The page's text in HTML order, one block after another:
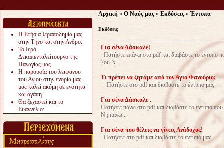
Η Ετήσια Ιεραποδημία μας
στην Τήνο και στην Άνδρο.
Το Ιερό
Δεκαπενταλείτουργο της
Παναγίας μας.
Η παρουσία του λειψάνου
του Αγίου στην ενορία μας
μάς καλεί ακόμη σε ενότητα
και αγάπη.
Θα ξεχαστεί και το
Ευαγγέλιο;
«πολύ αργά».
Ζητείται....
Αρχική » Ο Ναός μας » Εκδόσεις»Έντυπα
Εκδόσεις
Για σένα Δάσκαλε!
Πατήστε επάνω στο pdf και διαβάστε το έντυπο
7ου Ν...
Τι πρέπει να ζητάμε από τον Άγιο Φανούριο;
Πατήστε στο pdf και διαβάστε το έντυπο μας.
Για σένα Δάσκαλε .
Πατήστε πάνω στο pdf και διαβάστε το έντυπο
Νηπιαγω...
Για σένα που θέλεις να γίνεις Ανάδοχος!
Πατήστε στο pdf και διαβάστε το έντυπό μας.